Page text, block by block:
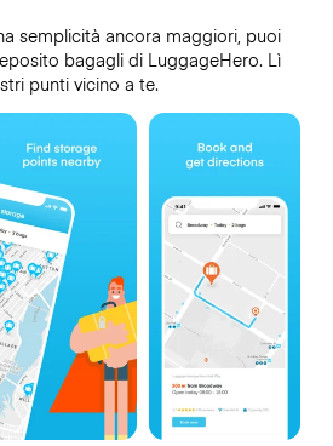
semplicità ancora maggiori, puoi
bagagli di LuggageHero. Lì
punti vicino a te.